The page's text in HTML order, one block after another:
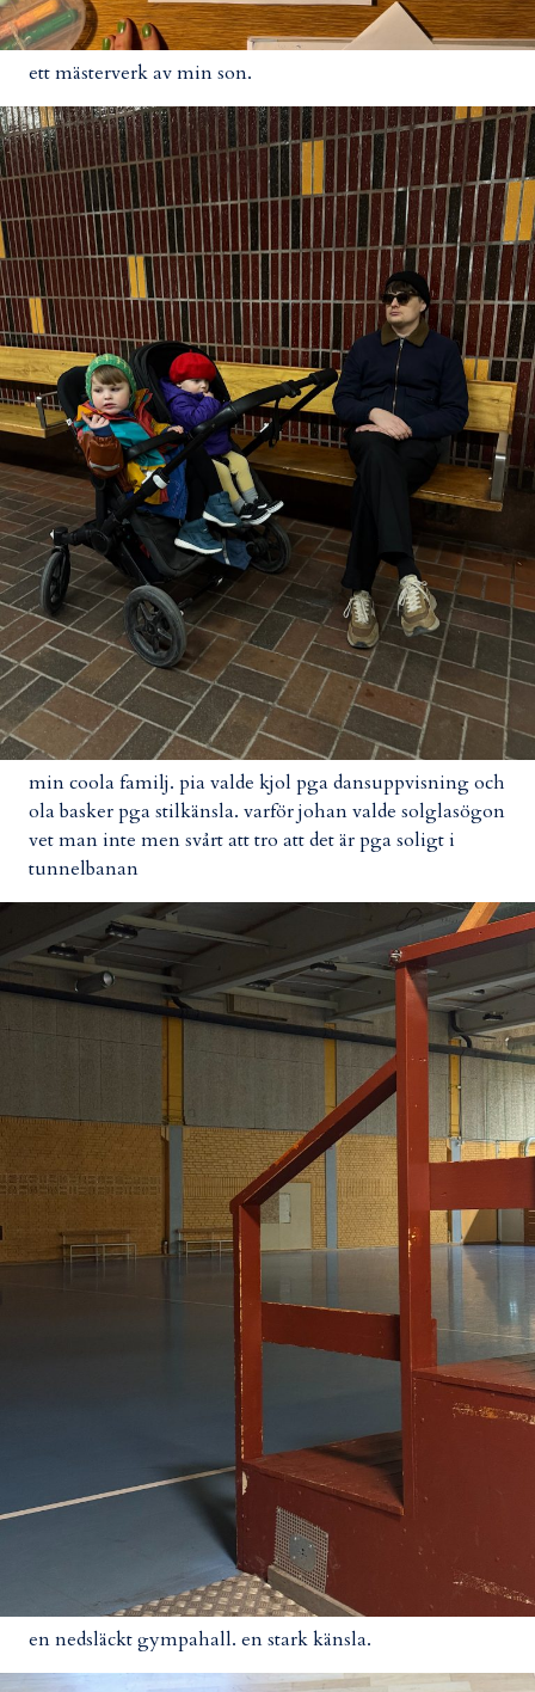
ett mästerverk av min son.
min coola familj. pia valde kjol pga dansuppvisning och
ola basker pga stilkänsla. varför johan valde solglasögon
vet man inte men svårt att tro att det är pga soligt i
tunnelbanan
en nedsläckt gympahall. en stark känsla.